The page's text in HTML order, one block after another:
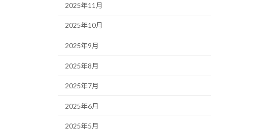
2025年11月
2025年10月
2025年9月
2025年8月
2025年7月
2025年6月
2025年5月